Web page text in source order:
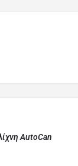
AutoCan